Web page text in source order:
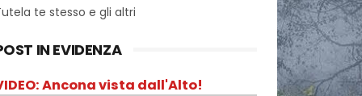
te stesso e gli altri
IN EVIDENZA
Ancona vista dall'Alto!